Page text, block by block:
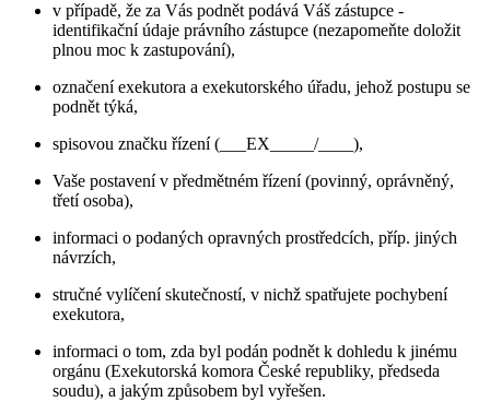
v případě, že za Vás podnět podává Váš zástupce -
identifikační údaje právního zástupce (nezapomeňte doložit
plnou moc k zastupování),
označení exekutora a exekutorského úřadu, jehož postupu se
podnět týká,
spisovou značku řízení (___EX_____/____),
Vaše postavení v předmětném řízení (povinný, oprávněný,
třetí osoba),
informaci o podaných opravných prostředcích, příp. jiných
návrzích,
stručné vylíčení skutečností, v nichž spatřujete pochybení
exekutora,
informaci o tom, zda byl podán podnět k dohledu k jinému
orgánu (Exekutorská komora České republiky, předseda
soudu), a jakým způsobem byl vyřešen.